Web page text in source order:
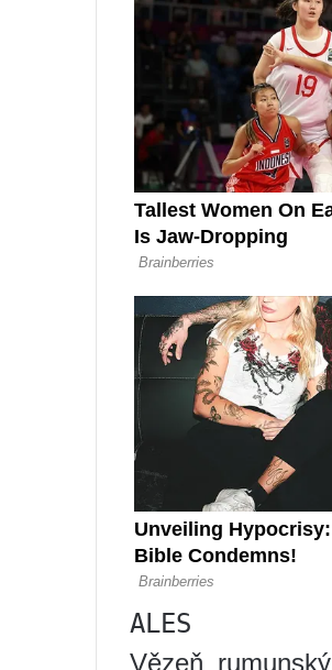
ALES
Vězeň_rumunský